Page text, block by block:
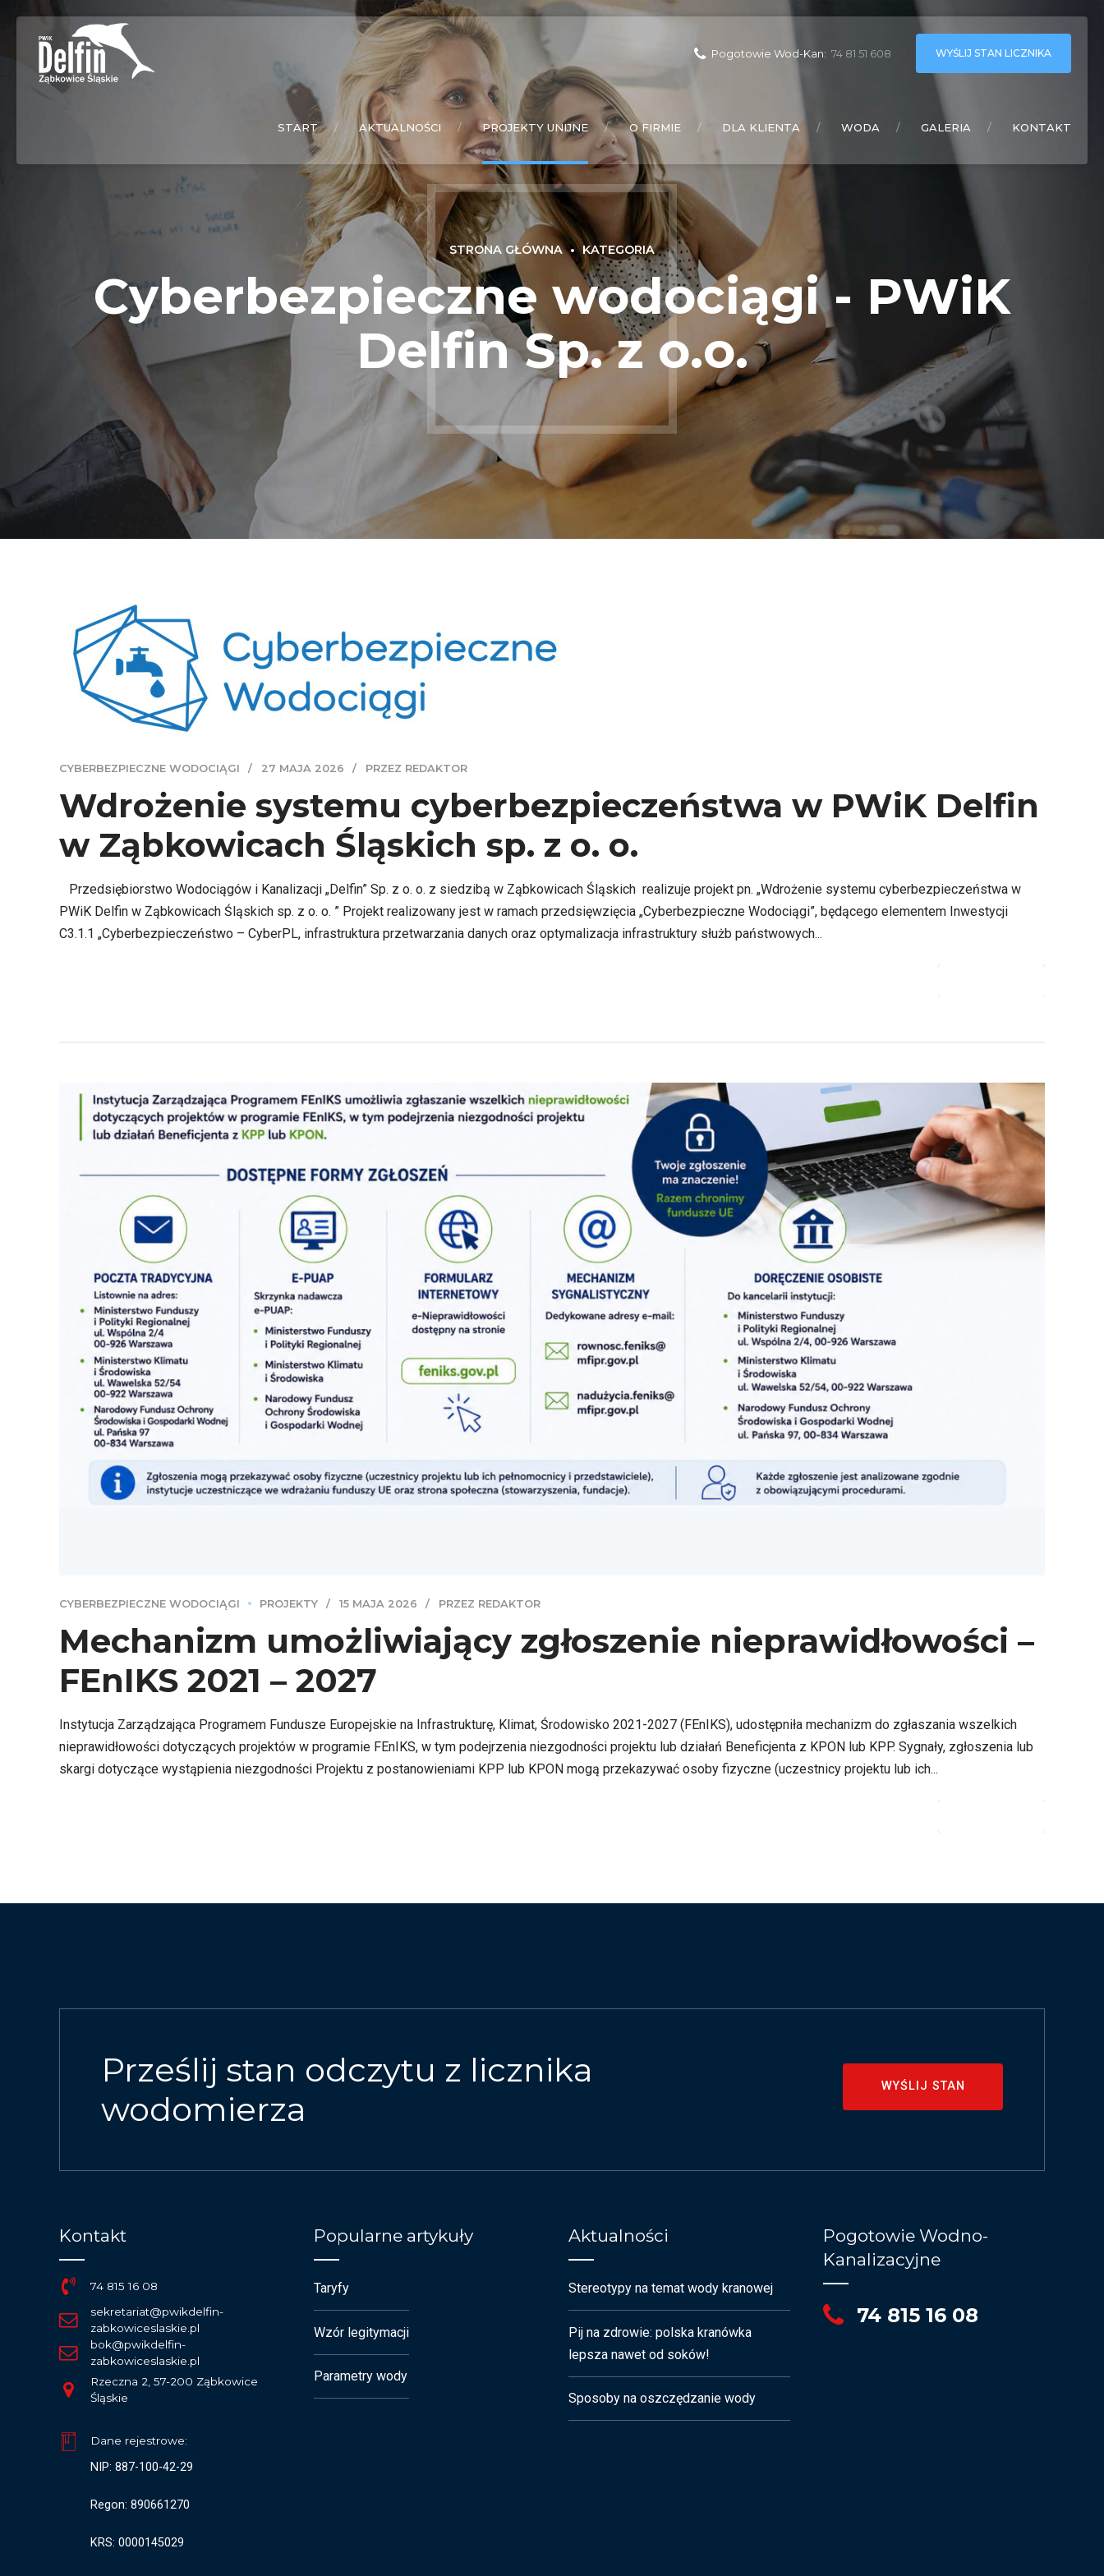
Pogotowie Wod-Kan: 74 81 51 608 WYŚLIJ STAN LICZNIKA
START AKTUALNOŚCI PROJEKTY UNIJNE O FIRMIE DLA KLIENTA WODA GALERIA KONTAKT
STRONA GŁÓWNA KATEGORIA
Cyberbezpieczne wodociągi - PWiK
Delfin Sp. z o.o.
CYBERBEZPIECZNE WODOCIĄGI 27 MAJA 2026 PRZEZ REDAKTOR
Wdrożenie systemu cyberbezpieczeństwa w PWiK Delfin
w Ząbkowicach Śląskich sp. z o. o.
Przedsiębiorstwo Wodociągów i Kanalizacji „Delfin” Sp. z o. o. z siedzibą w Ząbkowicach Śląskich realizuje projekt pn. „Wdrożenie systemu cyberbezpieczeństwa w
PWiK Delfin w Ząbkowicach Śląskich sp. z o. o. ” Projekt realizowany jest w ramach przedsięwzięcia „Cyberbezpieczne Wodociągi”, będącego elementem Inwestycji
C3.1.1 „Cyberbezpieczeństwo – CyberPL, infrastruktura przetwarzania danych oraz optymalizacja infrastruktury służb państwowych...
CYBERBEZPIECZNE WODOCIĄGI PROJEKTY 15 MAJA 2026 PRZEZ REDAKTOR
Mechanizm umożliwiający zgłoszenie nieprawidłowości –
FEnIKS 2021 – 2027
Instytucja Zarządzająca Programem Fundusze Europejskie na Infrastrukturę, Klimat, Środowisko 2021-2027 (FEnIKS), udostępniła mechanizm do zgłaszania wszelkich
nieprawidłowości dotyczących projektów w programie FEnIKS, w tym podejrzenia niezgodności projektu lub działań Beneficjenta z KPON lub KPP. Sygnały, zgłoszenia lub
skargi dotyczące wystąpienia niezgodności Projektu z postanowieniami KPP lub KPON mogą przekazywać osoby fizyczne (uczestnicy projektu lub ich...
Prześlij stan odczytu z licznika
wodomierza
WYŚLIJ STAN
Kontakt
74 815 16 08
sekretariat@pwikdelfin-
zabkowiceslaskie.pl
bok@pwikdelfin-
zabkowiceslaskie.pl
Rzeczna 2, 57-200 Ząbkowice
Śląskie
Dane rejestrowe:
NIP: 887-100-42-29
Regon: 890661270
KRS: 0000145029
Popularne artykuły
Taryfy
Wzór legitymacji
Parametry wody
Aktualności
Stereotypy na temat wody kranowej
Pij na zdrowie: polska kranówka
lepsza nawet od soków!
Sposoby na oszczędzanie wody
Pogotowie Wodno-
Kanalizacyjne
74 815 16 08